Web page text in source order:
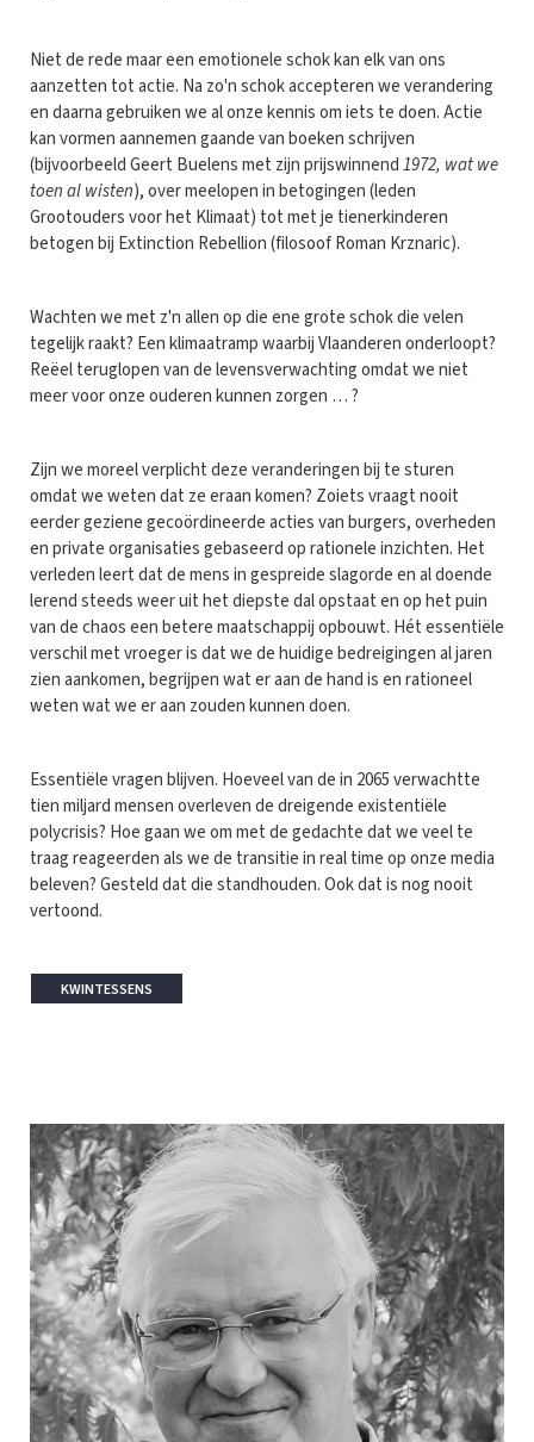
Niet de rede maar een emotionele schok kan elk van ons
aanzetten tot actie. Na zo'n schok accepteren we verandering
en daarna gebruiken we al onze kennis om iets te doen. Actie
kan vormen aannemen gaande van boeken schrijven
(bijvoorbeeld Geert Buelens met zijn prijswinnend1972, wat we
toen al wisten), over meelopen in betogingen (leden
Grootouders voor het Klimaat) tot met je tienerkinderen
betogen bij Extinction Rebellion (filosoof Roman Krznaric).
Wachten we met z'n allen op die ene grote schok die velen
tegelijk raakt? Een klimaatramp waarbij Vlaanderen onderloopt?
Reëel teruglopen van de levensverwachting omdat we niet
meer voor onze ouderen kunnen zorgen … ?
Zijn we moreel verplicht deze veranderingen bij te sturen
omdat we weten dat ze eraan komen? Zoiets vraagt nooit
eerder geziene gecoördineerde acties van burgers, overheden
en private organisaties gebaseerd op rationele inzichten. Het
verleden leert dat de mens in gespreide slagorde en al doende
lerend steeds weer uit het diepste dal opstaat en op het puin
van de chaos een betere maatschappij opbouwt. Hét essentiële
verschil met vroeger is dat we de huidige bedreigingen al jaren
zien aankomen, begrijpen wat er aan de hand is en rationeel
weten wat we er aan zouden kunnen doen.
Essentiële vragen blijven. Hoeveel van de in 2065 verwachtte
tien miljard mensen overleven de dreigende existentiële
polycrisis? Hoe gaan we om met de gedachte dat we veel te
traag reageerden als we de transitie in real time op onze media
beleven? Gesteld dat die standhouden. Ook dat is nog nooit
vertoond.
KWINTESSENS